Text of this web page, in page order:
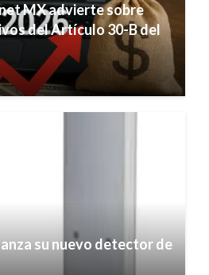
MX advierte sobre
del Artículo 30-B del
su nuevo detector de